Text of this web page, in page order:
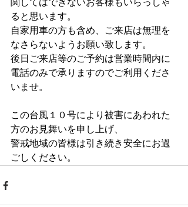
関してはできないお客様もいらっしゃ
ると思います。
自家用車の方も含め、ご来店は無理を
なさらないようお願い致します。
後日ご来店等のご予約は営業時間内に
電話のみで承りますのでご利用くださ
いませ。
この台風１０号により被害にあわれた
方のお見舞いを申し上げ、
警戒地域の皆様は引き続き安全にお過
ごしください。